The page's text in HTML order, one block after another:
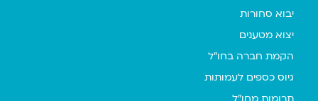
יבוא סחורות
יצוא מטענים
הקמת חברה בחו"ל
גיוס כספים לעמותות